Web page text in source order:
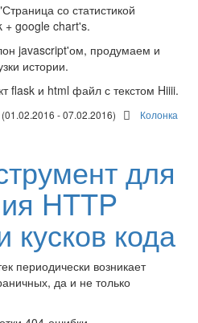
со статистикой
google chart's.
javascript'ом, продумаем и
истории.
flask и html файл с текстом Hiiii.
(01.02.2016 - 07.02.2016)
Колонка
для
HTTP
кусков кода
периодически возникает
да и не только